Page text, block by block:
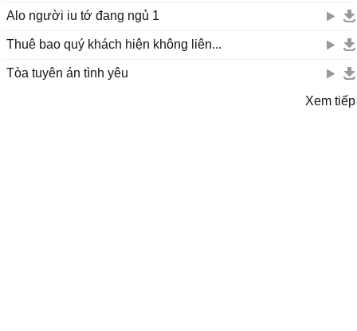
Alo người iu tớ đang ngủ 1
Thuê bao quý khách hiện không liên...
Tòa tuyên án tình yêu
Xem tiếp